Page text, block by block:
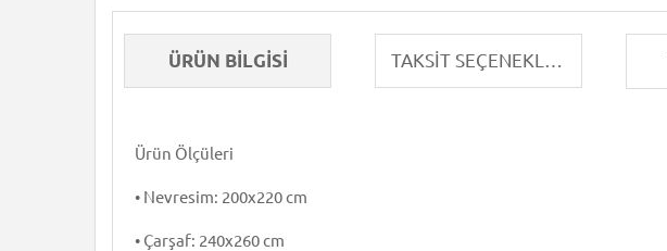
ÜRÜN BILGISI TAKSIT SEÇENEKLERI
Ürün Ölçüleri
• Nevresim: 200x220 cm
• Çarşaf: 240x260 cm